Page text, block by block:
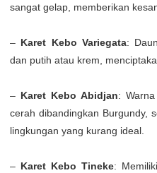
sangat gelap, memberikan
– Karet Kebo Variegata:
dan putih atau krem,
– Karet Kebo Abidjan:
cerah dibandingkan Burgundy,
lingkungan yang kurang ideal.
– Karet Kebo Tineke: